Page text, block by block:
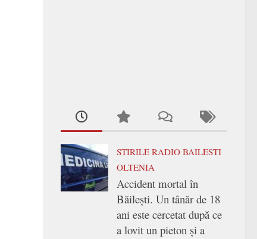
STIRILE RADIO BAILESTI
OLTENIA
Accident mortal în
Băilești. Un tânăr de 18
ani este cercetat după ce
a lovit un pieton și a